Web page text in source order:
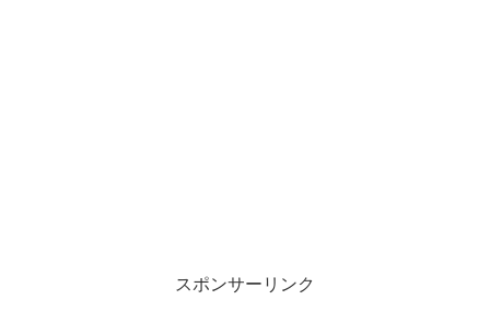
スポンサーリンク